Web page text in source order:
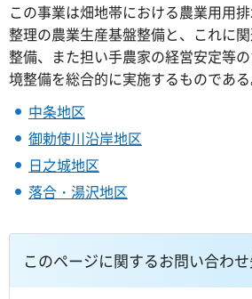
この事業は畑地帯における農業用用
整理の農業生産基盤整備と、これに
整備、また担い手農家の経営安定等
境整備を総合的に実施するものである
中条地区
御勅使川沿岸地区
日之城地区
落合・湯沢地区
このページに関するお問い合わ